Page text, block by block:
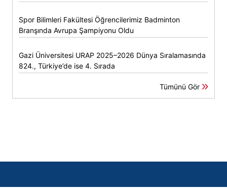
Spor Bilimleri Fakültesi Öğrencilerimiz Badminton
Branşında Avrupa Şampiyonu Oldu
Gazi Üniversitesi URAP 2025–2026 Dünya Sıralamasında
824., Türkiye’de ise 4. Sırada
Tümünü Gör